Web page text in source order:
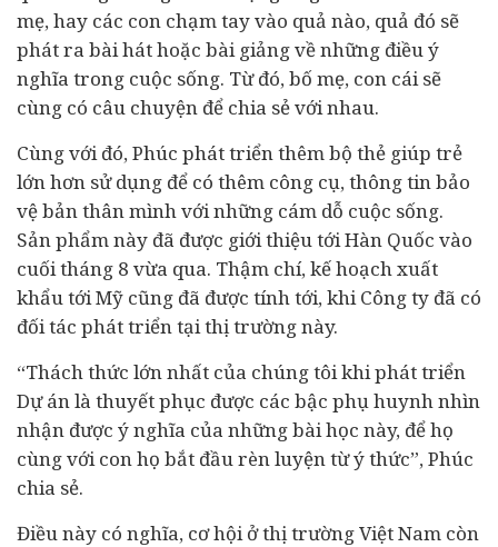
mẹ, hay các con chạm tay vào quả nào, quả đó sẽ
phát ra bài hát hoặc bài giảng về những điều ý
nghĩa trong cuộc sống. Từ đó, bố mẹ, con cái sẽ
cùng có câu chuyện để chia sẻ với nhau.
Cùng với đó, Phúc phát triển thêm bộ thẻ giúp trẻ
lớn hơn sử dụng để có thêm công cụ, thông tin bảo
vệ bản thân mình với những cám dỗ cuộc sống.
Sản phẩm này đã được giới thiệu tới Hàn Quốc vào
cuối tháng 8 vừa qua. Thậm chí, kế hoạch xuất
khẩu tới Mỹ cũng đã được tính tới, khi Công ty đã có
đối tác phát triển tại thị trường này.
“Thách thức lớn nhất của chúng tôi khi phát triển
Dự án là thuyết phục được các bậc phụ huynh nhìn
nhận được ý nghĩa của những bài học này, để họ
cùng với con họ bắt đầu rèn luyện từ ý thức”, Phúc
chia sẻ.
Điều này có nghĩa, cơ hội ở thị trường Việt Nam còn